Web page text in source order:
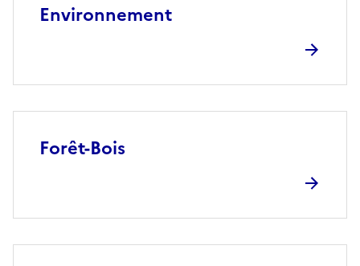
Environnement
Forêt-Bois